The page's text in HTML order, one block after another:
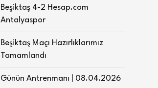
Beşiktaş 4-2 Hesap.com
Antalyaspor
Beşiktaş Maçı Hazırlıklarımız
Tamamlandı
Günün Antrenmanı | 08.04.2026